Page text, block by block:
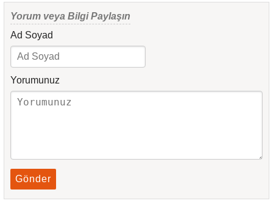
Yorum veya Bilgi Paylaşın
Ad Soyad
Yorumunuz
Gönder